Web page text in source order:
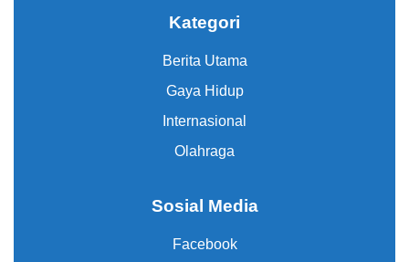
Kategori
Berita Utama
Gaya Hidup
Internasional
Olahraga
Sosial Media
Facebook